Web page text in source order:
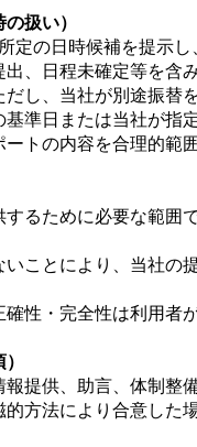
扱い）
定の日時候補を提示し
、日程未確定等を
し、当社が別途振替
準日または当社が
トの内容を合理的範
るために必要な範
ことにより、当社の
性・完全性は利用者
提供、助言、体制
方法により合意した